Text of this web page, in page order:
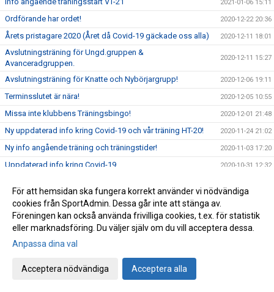
2021-01-06 15:11
Ordförande har ordet! 2020-12-22 20:36
Årets pristagare 2020 (Året då Covid-19 gäckade oss alla) 2020-12-11 18:01
Avslutningsträning för Ungd.gruppen &
Avanceradgruppen.
2020-12-11 15:27
Avslutningsträning för Knatte och Nybörjargrupp! 2020-12-06 19:11
Terminsslutet är nära! 2020-12-05 10:55
Missa inte klubbens Träningsbingo! 2020-12-01 21:48
Ny uppdaterad info kring Covid-19 och vår träning HT-20! 2020-11-24 21:02
Ny info angående träning och träningstider! 2020-11-03 17:20
Uppdaterad info kring Covid-19 2020-10-31 12:32
Träning på Höstlovet?
Resultat Bohus-dal Cup 2020-10-04 13:30
Resultat Kroppefjällskampen 2020-09-27 18:24
Kroppefjällskampen, sönd. 27/9
Inställd träning Knatte och Nybörjare!
För att hemsidan ska fungera korrekt använder vi nödvändiga
cookies från SportAdmin. Dessa går inte att stänga av.
Föreningen kan också använda frivilliga cookies, t.ex. för statistik
eller marknadsföring. Du väljer själv om du vill acceptera dessa.
Anpassa dina val
Acceptera nödvändiga Acceptera alla